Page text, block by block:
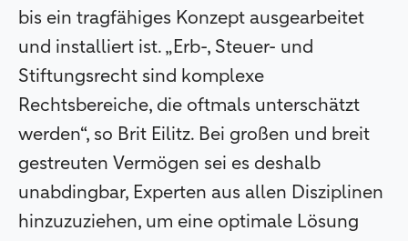
bis ein tragfähiges Konzept ausgearbeitet
und installiert ist. „Erb-, Steuer- und
Stiftungsrecht sind komplexe
Rechtsbereiche, die oftmals unterschätzt
werden“, so Brit Eilitz. Bei großen und breit
gestreuten Vermögen sei es deshalb
unabdingbar, Experten aus allen Disziplinen
hinzuzuziehen, um eine optimale Lösung